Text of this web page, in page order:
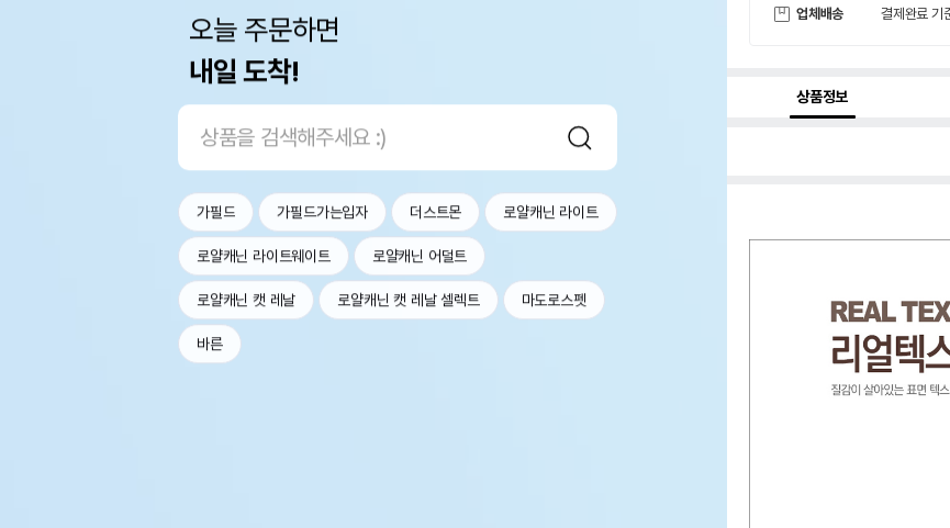
오늘 주문하면
내일 도착!
가필드 가필드가는입자 더스트몬 로얄캐닌 라이트
로얄캐닌 라이트웨이트 로얄캐닌 어덜트
로얄캐닌 캣 레날 로얄캐닌 캣 레날 셀렉트 마도로스펫
바른
업체배송 결제완료 기
상품정보